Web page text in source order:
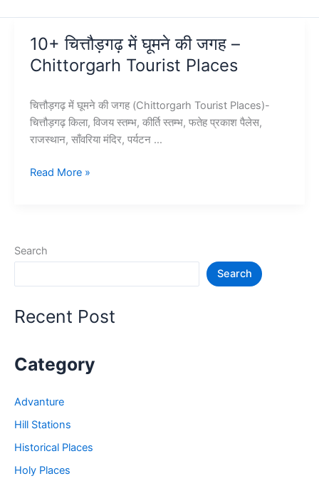
10+ चित्तौड़गढ़ में घूमने की जगह –
Chittorgarh Tourist Places
चित्तौड़गढ़ में घूमने की जगह (Chittorgarh Tourist Places)-
चित्तौड़गढ़ किला, विजय स्तम्भ, कीर्ति स्तम्भ, फतेह प्रकाश पैलेस,
राजस्थान, साँवरिया मंदिर, पर्यटन …
10+
जगह
Places
Read More »
Search
Search
Recent Post
Category
Advanture
Hill Stations
Historical Places
Holy Places